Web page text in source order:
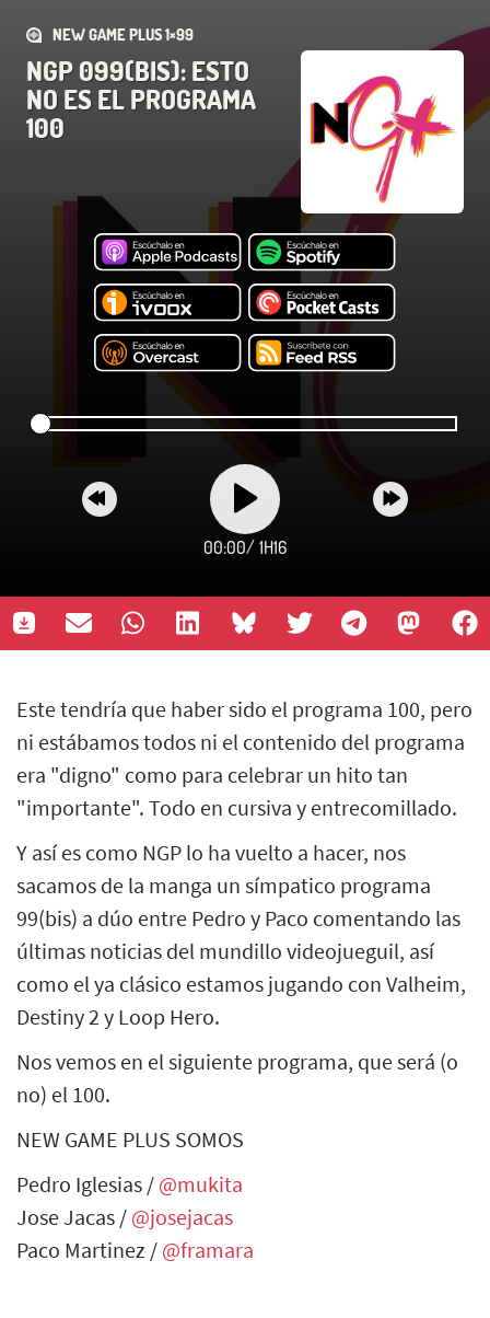
NEW GAME PLUS 1×99
NGP 099(BIS): ESTO
NO ES EL PROGRAMA
100
00:00/ 1H16
Este tendría que haber sido el programa 100, pero
ni estábamos todos ni el contenido del programa
era "digno" como para celebrar un hito tan
"importante". Todo en cursiva y entrecomillado.
Y así es como NGP lo ha vuelto a hacer, nos
sacamos de la manga un símpatico programa
99(bis) a dúo entre Pedro y Paco comentando las
últimas noticias del mundillo videojueguil, así
como el ya clásico estamos jugando con Valheim,
Destiny 2 y Loop Hero.
Nos vemos en el siguiente programa, que será (o
no) el 100.
NEW GAME PLUS SOMOS
Pedro Iglesias / @mukita
Jose Jacas / @josejacas
Paco Martinez / @framara